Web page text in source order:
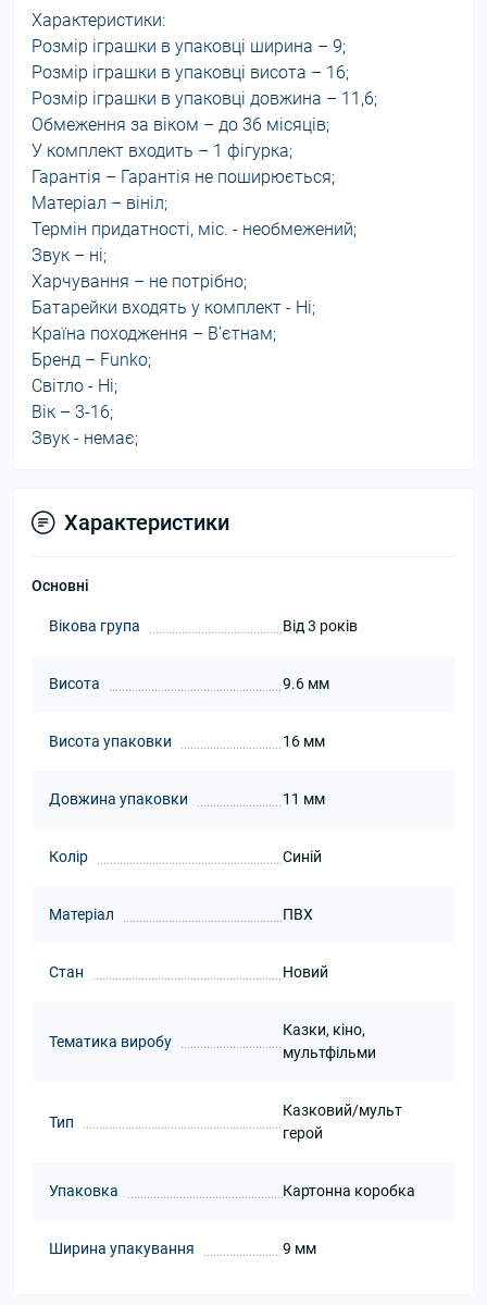
Характеристики:
Розмір іграшки в упаковці ширина – 9;
Розмір іграшки в упаковці висота – 16;
Розмір іграшки в упаковці довжина – 11,6;
Обмеження за віком – до 36 місяців;
У комплект входить – 1 фігурка;
Гарантія – Гарантія не поширюється;
Матеріал – вініл;
Термін придатності, міс. - необмежений;
Звук – ні;
Харчування – не потрібно;
Батарейки входять у комплект - Ні;
Країна походження – В'єтнам;
Бренд – Funko;
Світло - Ні;
Вік – 3-16;
Звук - немає;
Характеристики
Основні
Вікова група Від 3 років
Висота 9.6 мм
Висота упаковки 16 мм
Довжина упаковки 11 мм
Колір Синій
Матеріал ПВХ
Стан Новий
Тематика виробу
Казки, кіно,
мультфільми
Тип
Казковий/мульт
герой
Упаковка Картонна коробка
Ширина упакування 9 мм